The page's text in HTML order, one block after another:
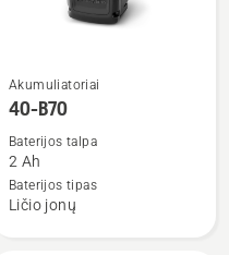
Žiūrėti
daugiau
apie
40-
B70
Akumuliatoriai
40-B70
Baterijos talpa
2 Ah
Baterijos tipas
Ličio jonų